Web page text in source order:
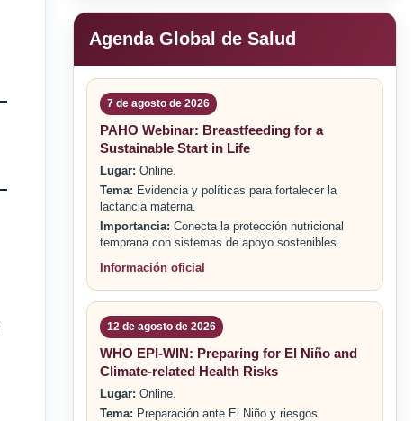
Agenda Global de Salud
7 de agosto de 2026
PAHO Webinar: Breastfeeding for a
Sustainable Start in Life
Lugar: Online.
Tema: Evidencia y políticas para fortalecer la
lactancia materna.
Importancia: Conecta la protección nutricional
temprana con sistemas de apoyo sostenibles.
Información oficial
12 de agosto de 2026
WHO EPI-WIN: Preparing for El Niño and
Climate-related Health Risks
Lugar: Online.
Tema: Preparación ante El Niño y riesgos